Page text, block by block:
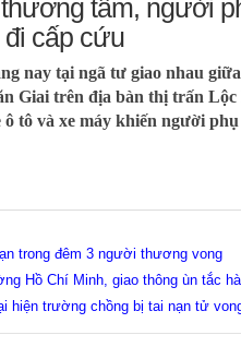
thương tâm, người
cấp cứu
nay tại ngã tư giao nhau
Giai trên địa bàn thị trấn Lộc
tô và xe máy khiến người
trong đêm 3 người thương vong
Hồ Chí Minh, giao thông ùn tắc
hiện trường chồng bị tai nạn tử